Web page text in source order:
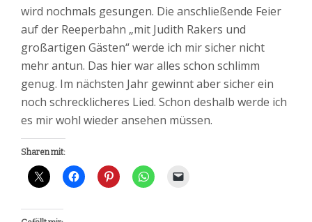
wird nochmals gesungen. Die anschließende Feier
auf der Reeperbahn „mit Judith Rakers und
großartigen Gästen“ werde ich mir sicher nicht
mehr antun. Das hier war alles schon schlimm
genug. Im nächsten Jahr gewinnt aber sicher ein
noch schrecklicheres Lied. Schon deshalb werde ich
es mir wohl wieder ansehen müssen.
Sharen mit: